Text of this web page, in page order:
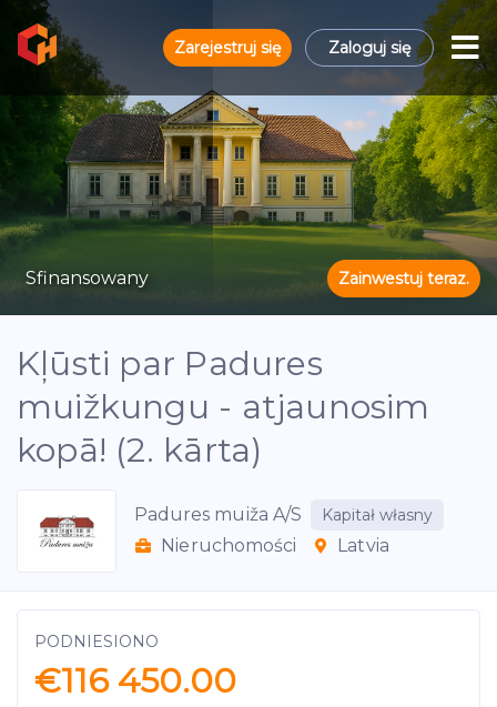
Zarejestruj się Zaloguj się
Sfinansowany Zainwestuj teraz.
Kļūsti par Padures
muižkungu - atjaunosim
kopā! (2. kārta)
Padures muiža A/S Kapitał własny
Nieruchomości Latvia
PODNIESIONO
€116 450.00